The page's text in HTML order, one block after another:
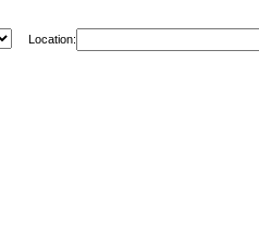
Location: